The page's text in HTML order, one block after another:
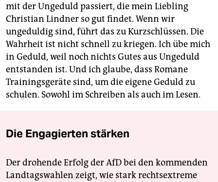
mit der Ungeduld passiert, die mein Liebling
Christian Lindner so gut findet. Wenn wir
ungeduldig sind, führt das zu Kurzschlüssen. Die
Wahrheit ist nicht schnell zu kriegen. Ich übe mich
in Geduld, weil noch nichts Gutes aus Ungeduld
entstanden ist. Und ich glaube, dass Romane
Trainingsgeräte sind, um die eigene Geduld zu
schulen. Sowohl im Schreiben als auch im Lesen.
Die Engagierten stärken
Der drohende Erfolg der AfD bei den kommenden
Landtagswahlen zeigt, wie stark rechtsextreme